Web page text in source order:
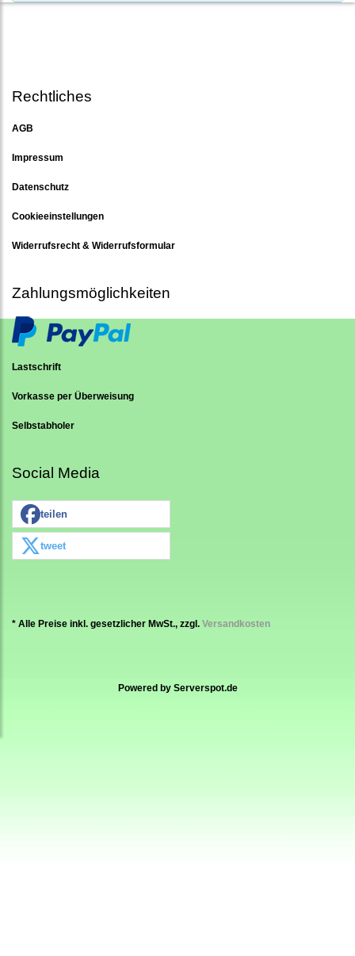
Rechtliches
AGB
Impressum
Datenschutz
Cookieeinstellungen
Widerrufsrecht & Widerrufsformular
Zahlungsmöglichkeiten
Lastschrift
Vorkasse per Überweisung
Selbstabholer
Social Media
teilen
tweet
* Alle Preise inkl. gesetzlicher MwSt., zzgl. Versandkosten
Powered by Serverspot.de